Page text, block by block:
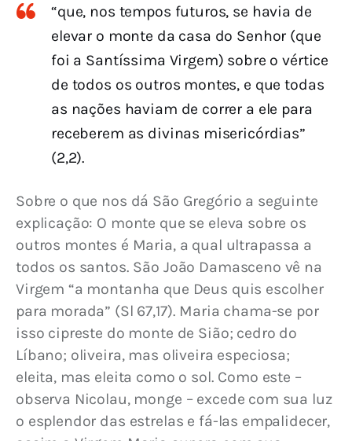
“que, nos tempos futuros, se havia de
elevar o monte da casa do Senhor (que
foi a Santíssima Virgem) sobre o vértice
de todos os outros montes, e que todas
as nações haviam de correr a ele para
receberem as divinas misericórdias”
(2,2).
Sobre o que nos dá São Gregório a seguinte
explicação: O monte que se eleva sobre os
outros montes é Maria, a qual ultrapassa a
todos os santos. São João Damasceno vê na
Virgem “a montanha que Deus quis escolher
para morada” (Sl 67,17). Maria chama-se por
isso cipreste do monte de Sião; cedro do
Líbano; oliveira, mas oliveira especiosa;
eleita, mas eleita como o sol. Como este –
observa Nicolau, monge – excede com sua luz
o esplendor das estrelas e fá-las empalidecer,